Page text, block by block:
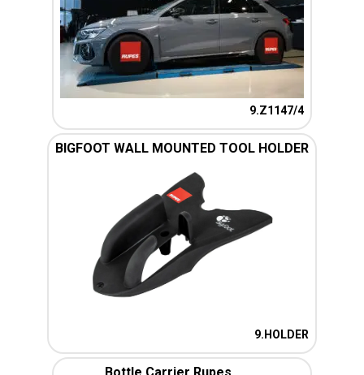
9.Z1147/4
BIGFOOT WALL MOUNTED TOOL HOLDER
9.HOLDER
Bottle Carrier Rupes